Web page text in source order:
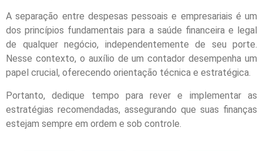
A separação entre despesas pessoais e empresariais é um
dos princípios fundamentais para a saúde financeira e legal
de qualquer negócio, independentemente de seu porte.
Nesse contexto, o auxílio de um contador desempenha um
papel crucial, oferecendo orientação técnica e estratégica.
Portanto, dedique tempo para rever e implementar as
estratégias recomendadas, assegurando que suas finanças
estejam sempre em ordem e sob controle.